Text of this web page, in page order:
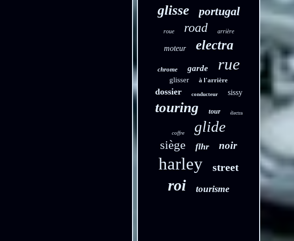
glisse portugal
roue road arrière
moteur electra
chrome garde rue
glisser à l'arrière
dossier conducteur sissy
touring tour électra
coffre glide
siège flhr noir
harley street
roi tourisme